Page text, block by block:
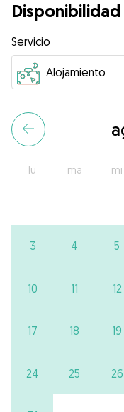
Disponibilidad
Servicio
lu ma mi
3 4 5
10 11 12
17 18 19
24 25 26